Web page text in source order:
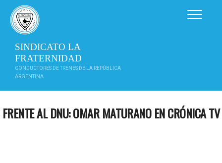
contenido
SINDICATO LA
FRATERNIDAD
CONDUCTORES DE TRENES DE LA REPÚBLICA
ARGENTINA
FRENTE AL DNU: OMAR MATURANO EN CRÓNICA TV